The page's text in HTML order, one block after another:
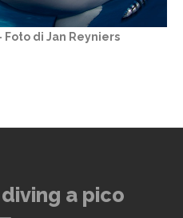
Foto di Jan Reyniers
a pico